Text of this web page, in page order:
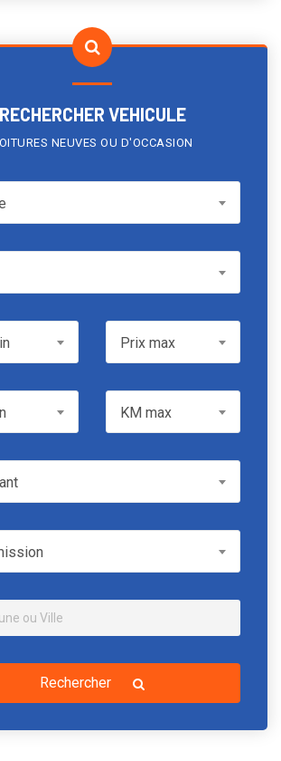
RECHERCHER VEHICULE
NEUVES OU D'OCCASION
Prix maxPrix max
KM max
Rechercher